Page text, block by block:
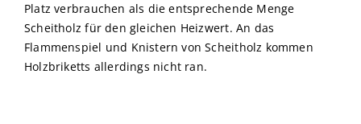
Platz verbrauchen als die entsprechende Menge
Scheitholz für den gleichen Heizwert. An das
Flammenspiel und Knistern von Scheitholz kommen
Holzbriketts allerdings nicht ran.